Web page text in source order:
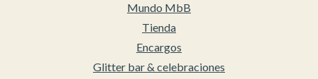
Mundo MbB
Tienda
Encargos
Glitter bar & celebraciones